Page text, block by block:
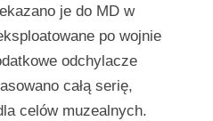
je do MD w
po wojnie
odchylacze
całą serię,
celów muzealnych.